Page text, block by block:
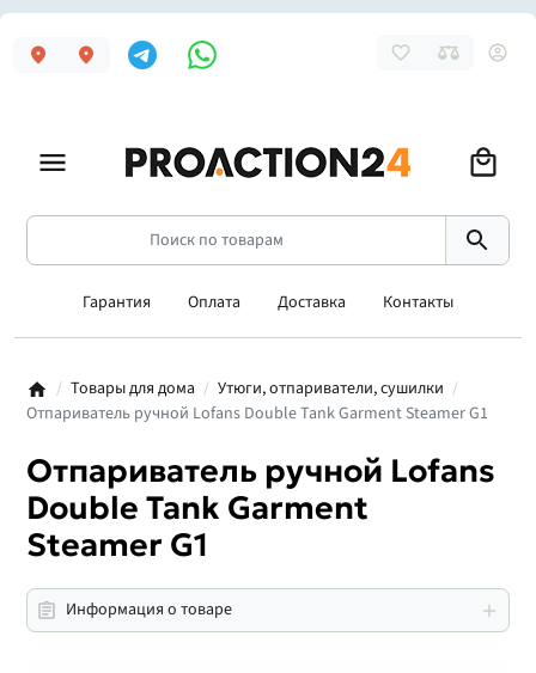
Гарантия Оплата Доставка Контакты
Товары для дома
Утюги, отпариватели, сушилки
Отпариватель ручной Lofans Double Tank Garment Steamer G1
Отпариватель ручной Lofans
Double Tank Garment
Steamer G1
Информация о товаре